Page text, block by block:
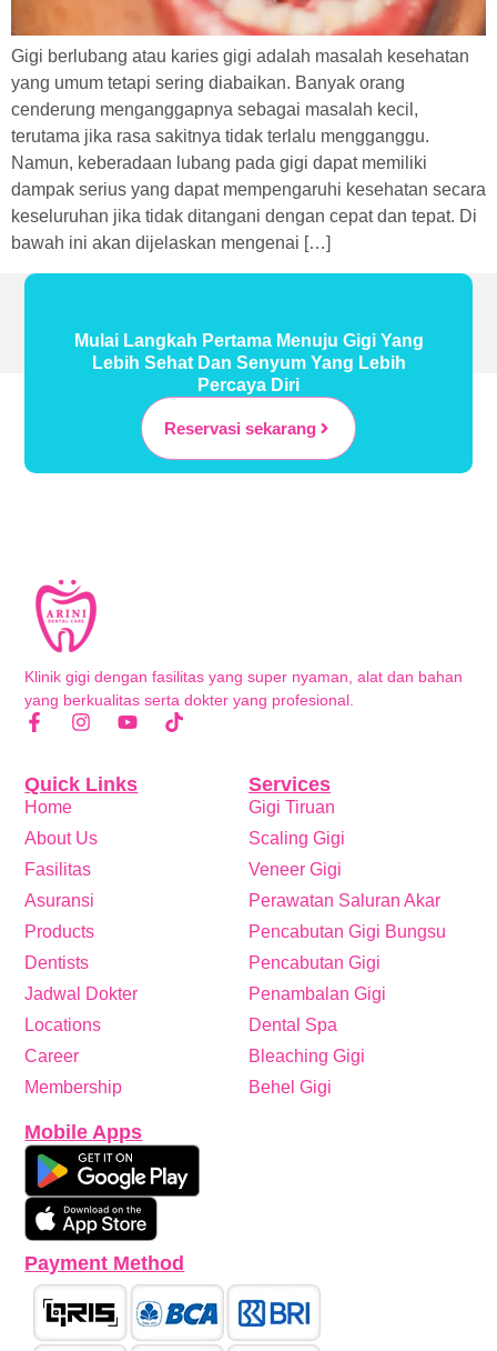
Gigi berlubang atau karies gigi adalah masalah kesehatan
yang umum tetapi sering diabaikan. Banyak orang
cenderung menganggapnya sebagai masalah kecil,
terutama jika rasa sakitnya tidak terlalu mengganggu.
Namun, keberadaan lubang pada gigi dapat memiliki
dampak serius yang dapat mempengaruhi kesehatan secara
keseluruhan jika tidak ditangani dengan cepat dan tepat. Di
bawah ini akan dijelaskan mengenai […]
Mulai Langkah Pertama Menuju Gigi Yang
Lebih Sehat Dan Senyum Yang Lebih
Percaya Diri
Reservasi sekarang
Klinik gigi dengan fasilitas yang super nyaman, alat dan bahan
yang berkualitas serta dokter yang profesional.
Services
Gigi Tiruan
Scaling Gigi
Veneer Gigi
Perawatan Saluran Akar
Pencabutan Gigi Bungsu
Pencabutan Gigi
Penambalan Gigi
Dental Spa
Bleaching Gigi
Behel Gigi
Quick Links
Home
About Us
Fasilitas
Asuransi
Products
Dentists
Jadwal Dokter
Locations
Career
Membership
Mobile Apps
Payment Method